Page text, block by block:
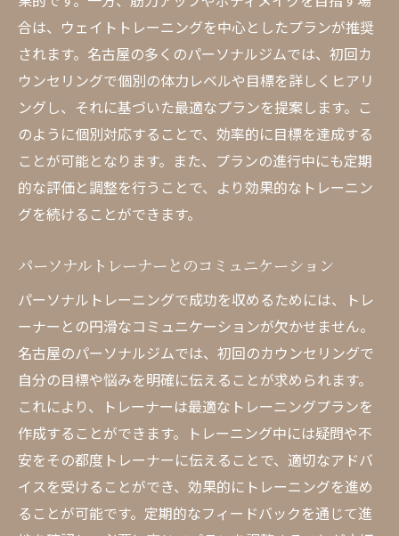
科学的アプローチのトレーニング
トレーナーのサポート体制
パーソナルジムの設備と環境
トレーナーの指導を最大限に活かす方法
名古屋パーソナルジムで効果的なトレーニング
を受ける
効果的なトレーニングプランの作り方
トレーニングの進捗管理
パーソナルジムでの目標設定
適切な休息と回復の重要性
トレーニング成果を最大化する方法
個々のニーズに合わせた名古屋のパーソナルジ
ム選び
パーソナルジムの選び方ポイント
個々の目標に合わせたジム選び
パーソナルジムの料金とサービス内容
パーソナルジムでのカスタマイズトレーニ
合は、ウェイトトレーニングを中心としたプランが推奨
されます。名古屋の多くのパーソナルジムでは、初回カ
ウンセリングで個別の体力レベルや目標を詳しくヒアリ
ングし、それに基づいた最適なプランを提案します。こ
のように個別対応することで、効率的に目標を達成する
ことが可能となります。また、プランの進行中にも定期
的な評価と調整を行うことで、より効果的なトレーニン
グを続けることができます。
パーソナルトレーナーとのコミュニケーション
パーソナルトレーニングで成功を収めるためには、トレ
ーナーとの円滑なコミュニケーションが欠かせません。
名古屋のパーソナルジムでは、初回のカウンセリングで
自分の目標や悩みを明確に伝えることが求められます。
これにより、トレーナーは最適なトレーニングプランを
作成することができます。トレーニング中には疑問や不
安をその都度トレーナーに伝えることで、適切なアドバ
イスを受けることができ、効果的にトレーニングを進め
ることが可能です。定期的なフィードバックを通じて進